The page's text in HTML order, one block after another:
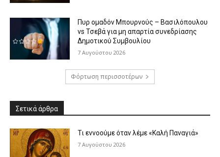
Πυρ ομαδόν Μπουρνούς – Βασιλόπουλου
vs Τσεβά για μη απαρτία συνεδρίασης
Δημοτικού Συμβουλίου
7 Αυγούστου 2026
Φόρτωση περισσοτέρων
Σετικά άρθρα
Τι εννοούμε όταν λέμε «Καλή Παναγιά»
7 Αυγούστου 2026